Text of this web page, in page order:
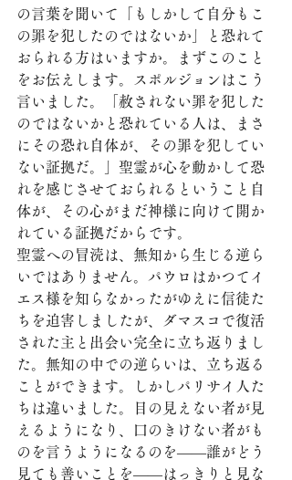
の言葉を聞いて「もしかして自分もこ
の罪を犯したのではないか」と恐れて
おられる方はいますか。まずこのこと
をお伝えします。スポルジョンはこう
言いました。「赦されない罪を犯した
のではないかと恐れている人は、まさ
にその恐れ自体が、その罪を犯してい
ない証拠だ。」聖霊が心を動かして恐
れを感じさせておられるということ自
体が、その心がまだ神様に向けて開か
れている証拠だからです。
聖霊への冒涜は、無知から生じる逆ら
いではありません。パウロはかつてイ
エス様を知らなかったがゆえに信徒た
ちを迫害しましたが、ダマスコで復活
された主と出会い完全に立ち返りまし
た。無知の中での逆らいは、立ち返る
ことができます。しかしパリサイ人た
ちは違いました。目の見えない者が見
えるようになり、口のきけない者がも
のを言うようになるのを——誰がどう
見ても善いことを——はっきりと見な